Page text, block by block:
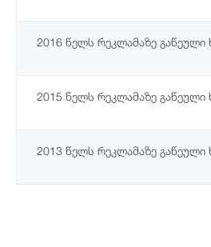
2016 წელს რეკლამაზე გაწეული
2015 წელს რეკლამაზე გაწეული
2013 წელს რეკლამაზე გაწეული